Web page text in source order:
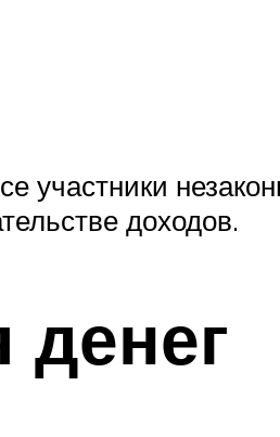
участники
доходов.